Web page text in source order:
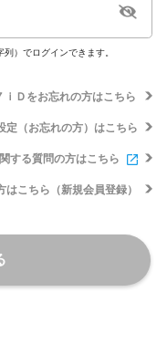
）でログインできます。
ｉＤをお忘れの方はこちら
定（お忘れの方）はこちら
する質問の方はこちら
こちら（新規会員登録）